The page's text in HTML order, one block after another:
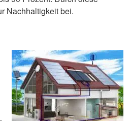
Nachhaltigkeit bei.